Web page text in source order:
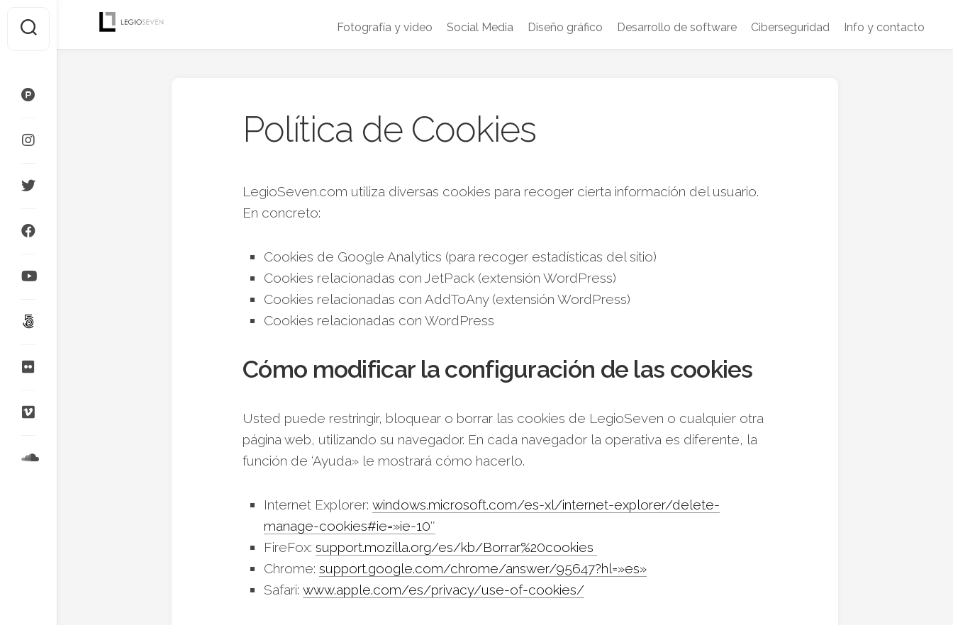
contenido
Fotografía y video Social Media Diseño gráfico Desarrollo de software Ciberseguridad Info y contacto
Política de Cookies
LegioSeven.com utiliza diversas cookies para recoger cierta información del usuario.
En concreto:
Cookies de Google Analytics (para recoger estadísticas del sitio)
Cookies relacionadas con JetPack (extensión WordPress)
Cookies relacionadas con AddToAny (extensión WordPress)
Cookies relacionadas con WordPress
Cómo modificar la configuración de las cookies
Usted puede restringir, bloquear o borrar las cookies de LegioSeven o cualquier otra
página web, utilizando su navegador. En cada navegador la operativa es diferente, la
función de ‘Ayuda» le mostrará cómo hacerlo.
Internet Explorer: windows.microsoft.com/es-xl/internet-explorer/delete-
manage-cookies#ie=»ie-10″
FireFox: support.mozilla.org/es/kb/Borrar%20cookies
Chrome: support.google.com/chrome/answer/95647?hl=»es»
Safari: www.apple.com/es/privacy/use-of-cookies/